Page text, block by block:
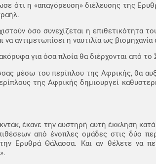
ότι η «απαγόρευση» διέλευσης της
όσο συνεχίζεται η επιθετικότητα
να αντιμετωπίσει η ναυτιλία ως
για όσα πλοία θα διέρχονται από το
μέσω του περίπλου της Αφρικής, θα
της Αφρικής δημιουργεί
έκανε την αυστηρή αυτή έκκληση κατά
από ένοπλες ομάδες στις δύο
την Ερυθρά Θάλασσα. Και αν θέλετε να